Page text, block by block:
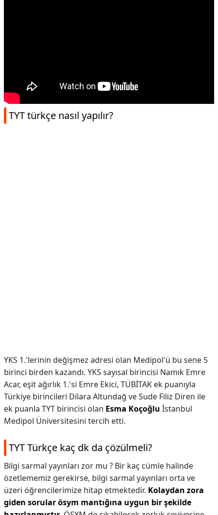
TYT türkçe nasıl yapılır?
YKS 1.'lerinin değişmez adresi olan Medipol'ü bu sene 5
birinci birden kazandı. YKS sayısal birincisi Namık Emre
Acar, eşit ağırlık 1.'si Emre Ekici, TÜBİTAK ek puanıyla
Türkiye birincileri Dilara Altundağ ve Sude Filiz Diren ile
ek puanla TYT birincisi olan Esma Koçoğlu İstanbul
Medipol Üniversitesini tercih etti.
TYT Türkçe kaç dk da çözülmeli?
Bilgi sarmal yayınları zor mu ? Bir kaç cümle halinde
özetlememiz gerekirse, bilgi sarmal yayınları orta ve
üzeri öğrencilerimize hitap etmektedir. Kolaydan zora
giden sorular ösym mantığına uygun bir şekilde